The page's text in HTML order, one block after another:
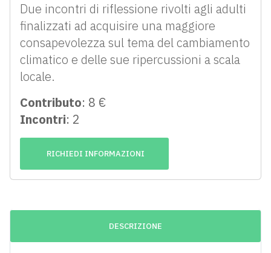
Due incontri di riflessione rivolti agli adulti
finalizzati ad acquisire una maggiore
consapevolezza sul tema del cambiamento
climatico e delle sue ripercussioni a scala
locale.
Contributo: 8 €
Incontri: 2
RICHIEDI INFORMAZIONI
DESCRIZIONE